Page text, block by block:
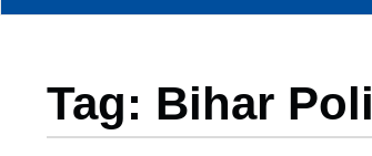
Tag: Bihar